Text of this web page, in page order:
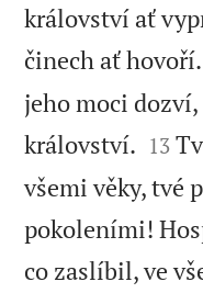
království ať
činech ať hovoří.
jeho moci dozví,
království. 

13
všemi věky, tvé
pokoleními!
co zaslíbil, ve